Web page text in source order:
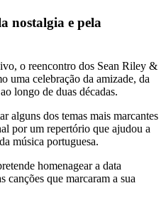
nostalgia e pela
o reencontro dos Sean Riley &
uma celebração da amizade, da
longo de duas décadas.
alguns dos temas mais marcantes
por um repertório que ajudou a
música portuguesa.
homenagear a data
canções que marcaram a sua